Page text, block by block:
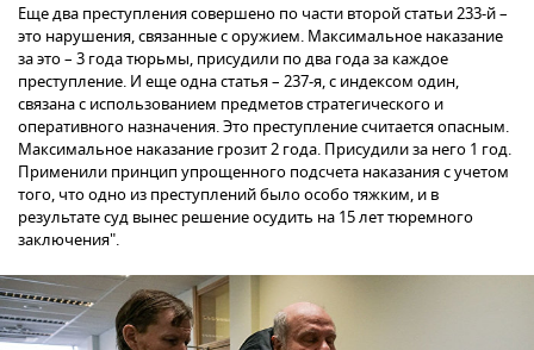
Еще два преступления совершено по части второй статьи 233-й –
это нарушения, связанные с оружием. Максимальное наказание
за это – 3 года тюрьмы, присудили по два года за каждое
преступление. И еще одна статья – 237-я, с индексом один,
связана с использованием предметов стратегического и
оперативного назначения. Это преступление считается опасным.
Максимальное наказание грозит 2 года. Присудили за него 1 год.
Применили принцип упрощенного подсчета наказания с учетом
того, что одно из преступлений было особо тяжким, и в
результате суд вынес решение осудить на 15 лет тюремного
заключения".